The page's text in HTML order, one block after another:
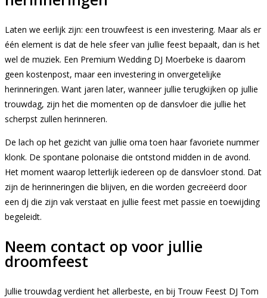
Laten we eerlijk zijn: een trouwfeest is een investering. Maar als er
één element is dat de hele sfeer van jullie feest bepaalt, dan is het
wel de muziek. Een Premium Wedding DJ Moerbeke is daarom
geen kostenpost, maar een investering in onvergetelijke
herinneringen. Want jaren later, wanneer jullie terugkijken op jullie
trouwdag, zijn het die momenten op de dansvloer die jullie het
scherpst zullen herinneren.
De lach op het gezicht van jullie oma toen haar favoriete nummer
klonk. De spontane polonaise die ontstond midden in de avond.
Het moment waarop letterlijk iedereen op de dansvloer stond. Dat
zijn de herinneringen die blijven, en die worden gecreëerd door
een dj die zijn vak verstaat en jullie feest met passie en toewijding
begeleidt.
Neem contact op voor jullie
droomfeest
Jullie trouwdag verdient het allerbeste, en bij Trouw Feest DJ Tom